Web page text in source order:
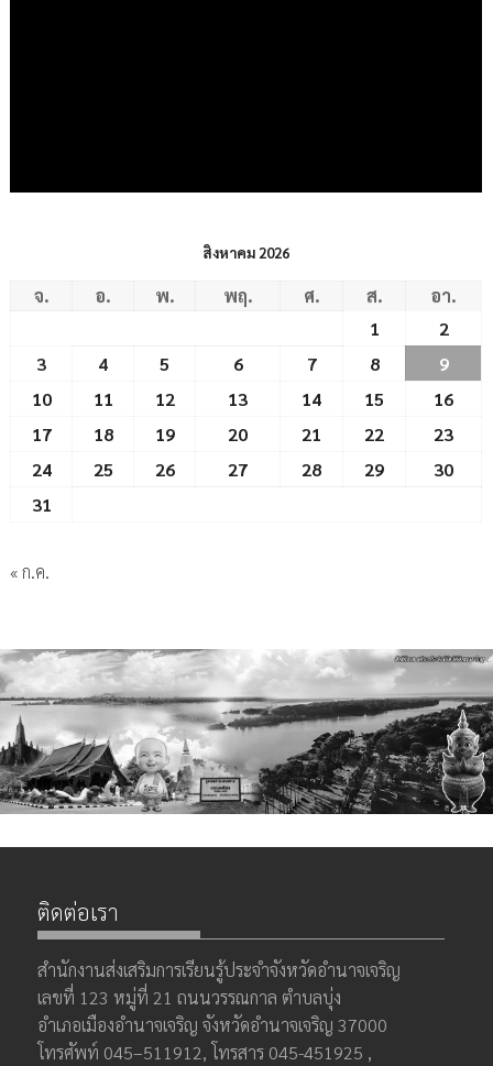
สิงหาคม 2026
จ. อ. พ. พฤ. ศ. ส.
อา.
1
2
3
4 5 6 7 8
9
10
11 12 13 14 15
16
17
18 19 20 21 22
23
24
25 26 27 28 29
30
31
« ก.ค.
ติดต่อเรา
สำนักงานส่งเสริมการเรียนรู้ประจำจังหวัดอำนาจเจริญ
เลขที่ 123 หมู่ที่ 21 ถนนวรรณกาล ตำบลบุ่ง
อำเภอเมืองอำนาจเจริญ จังหวัดอำนาจเจริญ 37000
โทรศัพท์ 045–511912, โทรสาร 045-451925 ,